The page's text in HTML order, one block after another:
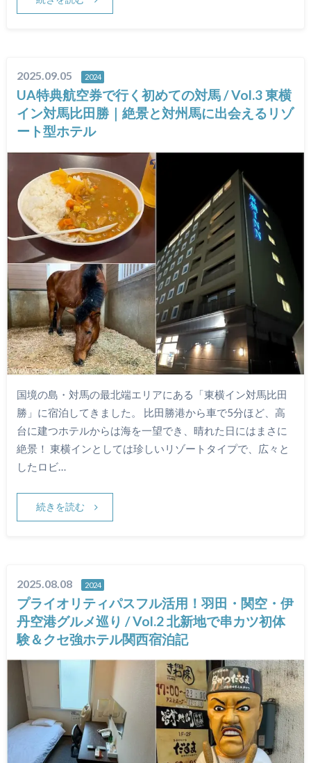
2025.09.05 2024
UA特典航空券で行く初めての対馬 / Vol.3 東横
イン対馬比田勝｜絶景と対州馬に出会えるリゾ
ート型ホテル
国境の島・対馬の最北端エリアにある「東横イン対馬比田
勝」に宿泊してきました。 比田勝港から車で5分ほど、高
台に建つホテルからは海を一望でき、晴れた日にはまさに
絶景！ 東横インとしては珍しいリゾートタイプで、広々と
したロビ…
続きを読む
2025.08.08 2024
プライオリティパスフル活用！羽田・関空・伊
丹空港グルメ巡り / Vol.2 北新地で串カツ初体
験＆クセ強ホテル関西宿泊記